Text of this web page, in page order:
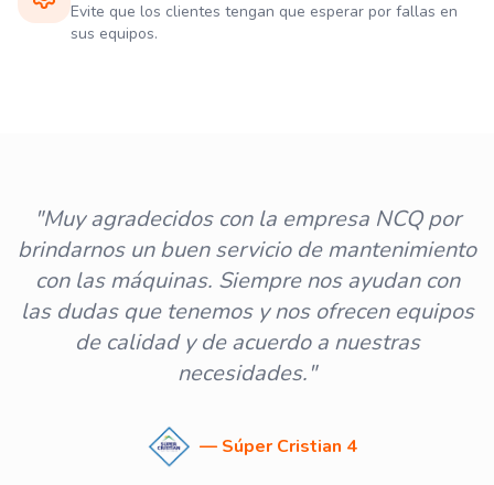
Evite que los clientes tengan que esperar por fallas en
sus equipos.
"Muy agradecidos con la empresa NCQ por
brindarnos un buen servicio de mantenimiento
con las máquinas. Siempre nos ayudan con
las dudas que tenemos y nos ofrecen equipos
de calidad y de acuerdo a nuestras
necesidades."
— Súper Cristian 4